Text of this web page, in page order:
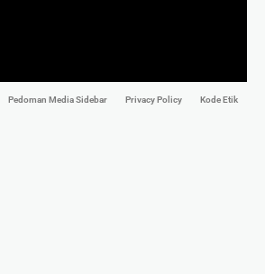
Pedoman Media Sidebar Privacy Policy Kode Etik